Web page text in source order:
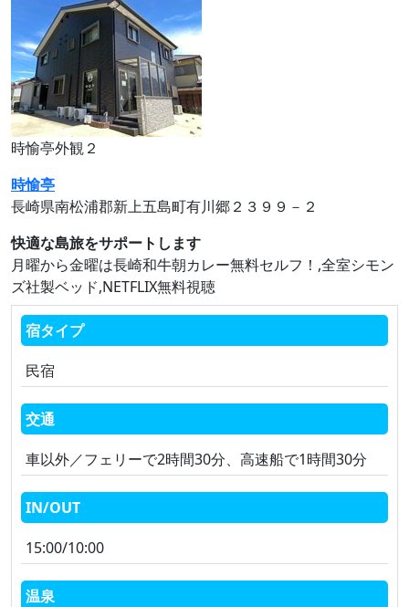
時愉亭外観２
時愉亭
長崎県南松浦郡新上五島町有川郷２３９９－２
快適な島旅をサポートします
月曜から金曜は長崎和牛朝カレー無料セルフ！,全室シモン
ズ社製ベッド,NETFLIX無料視聴
宿タイプ
民宿
交通
車以外／フェリーで2時間30分、高速船で1時間30分
IN/OUT
15:00/10:00
温泉